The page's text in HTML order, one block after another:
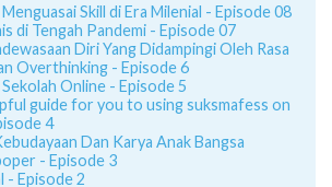
Skill di Era Milenial - Episode 08
di Tengah Pandemi - Episode 07
Diri Yang Didampingi Oleh Rasa
Overthinking - Episode 6
Online - Episode 5
guide for you to using suksmafess on
4
Dan Karya Anak Bangsa
- Episode 3
- Episode 2